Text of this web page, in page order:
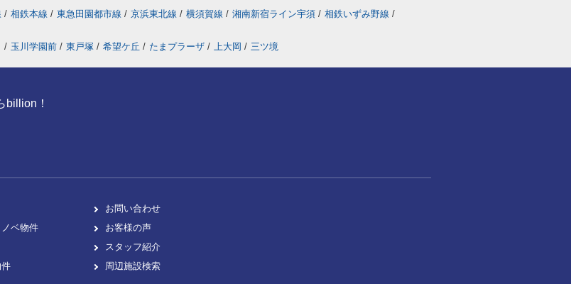
/ 相鉄本線 / 東急田園都市線 / 京浜東北線 / 横須賀線 / 湘南新宿ライン宇須 / 相鉄いずみ野線 /
/ 玉川学園前 / 東戸塚 / 希望ケ丘 / たまプラーザ / 上大岡 / 三ツ境
billion！
ベ物件
お問い合わせ
お客様の声
スタッフ紹介
周辺施設検索